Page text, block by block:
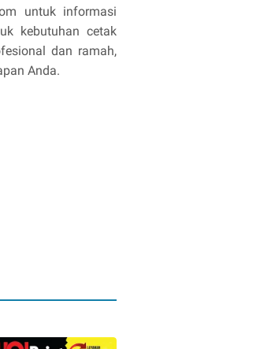
untuk informasi
kebutuhan cetak
dan ramah,
Anda.